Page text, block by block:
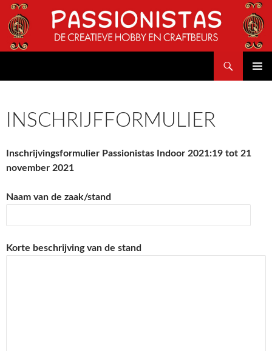
INSCHRIJFFORMULIER
Inschrijvingsformulier Passionistas Indoor 2021:19 tot 21
november 2021
Naam van de zaak/stand
Korte beschrijving van de stand